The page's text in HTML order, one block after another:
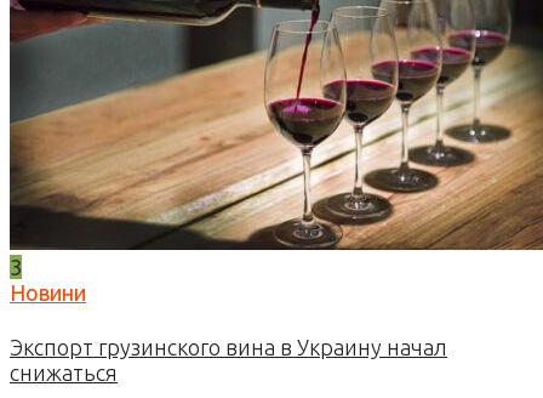
3
Новини
Экспорт грузинского вина в Украину начал
снижаться